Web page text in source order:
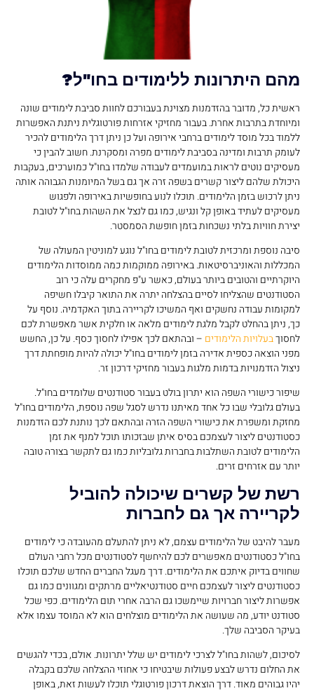
מהם היתרונות ללימודים בחו"ל?
ראשית כל, מדובר בהזדמנות מצוינת בעבורכם לחוות סביבת לימודים שונה
ומיוחדת בתרבות אחרת. בעבור מחזיקי אזרחות פורטוגלית ניתנת האפשרות
ללמוד בכל מוסד לימודים ברחבי אירופה ועל כן ניתן דרך הלימודים להכיר
לעומק תרבות ומדינה בסביבת לימודים מפרה ומסקרנת. חשוב להבין כי
מעסיקים נוטים לראות במועמדים לעבודה שלמדו בחו"ל כמוערכים, בעקבות
היכולת שלהם ליצור קשרים בשפה זרה אך גם בשל המיומנות הגבוהה אותה
ניתן לרכוש בזמן הלימודים. תוכלו לנוע בחופשיות באירופה ולפגוש
מעסיקים לעתיד באופן קל ונגיש, כמו גם לנצל את השהות בחו"ל לטובת
יצירת חוויות בלתי נשכחות בזמן חופשת הסמסטר.
סיבה נוספת ומרכזית לטובת לימודים בחו"ל נוגע למוניטין המעולה של
המכללות והאוניברסיטאות. באירופה ממוקמות כמה ממוסדות הלימודים
היוקרתיים והטובים ביותר בעולם, כאשר ע"פ מחקרים עלה כי רוב
הסטודנטים שהצליחו לסיים בהצלחה יתרה את התואר קיבלו חשיפה
למקומות עבודה נחשקים ואף המשיכו לקריירה בתוך האקדמיה. נוסף על
כך, ניתן בהחלט לקבל מלגת לימודים מלאה או חלקית אשר מאפשרת לכם
לחסוךבעלויות הלימודים – ובהתאם לכך אפילו לחסוך כסף. על כן, החשש
מפני הוצאה כספית אדירה בזמן לימודים בחו"ל יכולה להיות מופחתת דרך
ניצול הזדמנויות בדמות מלגות בעבור מחזיקי דרכון זר.
שיפור כישורי השפה הוא יתרון בולט בעבור סטודנטים שלומדים בחו"ל.
בעולם גלובלי שבו כל אחד מאיתנו נדרש לסגל שפה נוספת, הלימודים בחו"ל
מחזקת ומשפרת את כישורי השפה הזרה ובהתאם לכך נותנת לכם הזדמנות
כסטודנטים ליצור לעצמכם בסיס איתן שבזכותו תוכל למנף את זמן
הלימודים לטובת השתלבות בחברות גלובליות כמו גם לתקשר בצורה טובה
יותר עם אזרחים זרים.
רשת של קשרים שיכולה להוביל
לקריירה אך גם לחברות
מעבר להיבט של הלימודים עצמם, לא ניתן להתעלם מהעובדה כי לימודים
בחו"ל כסטודנטים מאפשרים לכם להיחשף לסטודנטים מכל רחבי העולם
שחווים בדיוק איתכם את הלימודים. דרך מעגל החברים החדש שלכם תוכלו
כסטודנטים ליצור לעצמכם חיים סטודנטיאליים מרתקים ומגוונים כמו גם
אפשרות ליצור חברויות שיימשכו גם הרבה אחרי תום הלימודים. כפי שכל
סטודנט יודע, מה שעושה את הלימודים מוצלחים הוא לא המוסד עצמו אלא
בעיקר הסביבה שלך.
לסיכום, לשהות בחו"ל לצרכי לימודים יש שלל יתרונות. אולם, בכדי להגשים
את החלום נדרש לבצע פעולות שיבטיחו כי אחוזי ההצלחה שלכם בקבלה
יהיו גבוהים מאוד. דרך הוצאת דרכון פורטוגלי תוכלו לעשות זאת, באופן